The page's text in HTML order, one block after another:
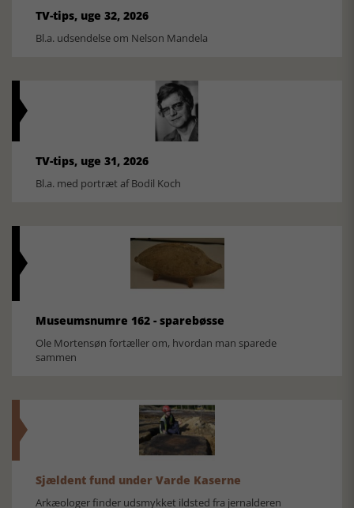
TV-tips, uge 32, 2026
Bl.a. udsendelse om Nelson Mandela
TV-tips, uge 31, 2026
Bl.a. med portræt af Bodil Koch
Museumsnumre 162 - sparebøsse
Ole Mortensøn fortæller om, hvordan man sparede
sammen
Sjældent fund under Varde Kaserne
Arkæologer finder udsmykket ildsted fra jernalderen